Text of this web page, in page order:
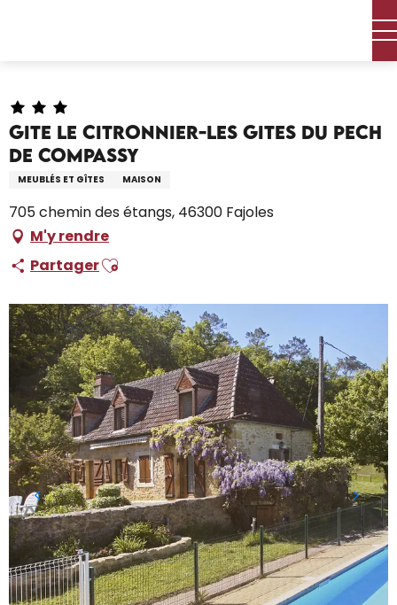
Gite Le Citronnier-Les gites du Pech
de Compassy
MEUBLÉS ET GÎTES MAISON
705 chemin des étangs, 46300 Fajoles
M'y rendre
PartagerAjouter aux favoris